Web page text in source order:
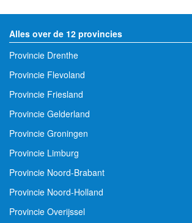
Alles over de 12 provincies
Provincie Drenthe
Provincie Flevoland
Provincie Friesland
Provincie Gelderland
Provincie Groningen
Provincie Limburg
Provincie Noord-Brabant
Provincie Noord-Holland
Provincie Overijssel